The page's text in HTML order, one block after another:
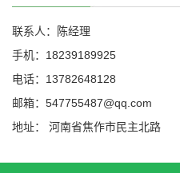
联系人：陈经理
手机：18239189925
电话：13782648128
邮箱：547755487@qq.com
地址： 河南省焦作市民主北路